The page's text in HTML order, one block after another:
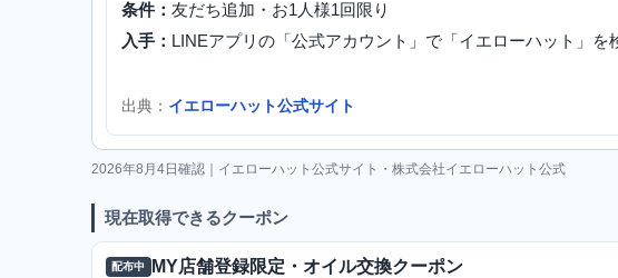
条件： 友だち追加・お1人様1回限り
入手： LINEアプリの「公式アカウント」で「イエローハット」を
出典： イエローハット公式サイト
2026年8月4日確認｜イエローハット公式サイト・株式会社イエローハット公式
現在取得できるクーポン
配布中 MY店舗登録限定・オイル交換クーポン